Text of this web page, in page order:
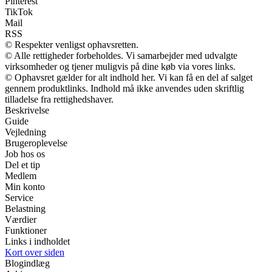
TikTok
Mail
RSS
© Respekter venligst ophavsretten.
© Alle rettigheder forbeholdes. Vi samarbejder med udvalgte
virksomheder og tjener muligvis på dine køb via vores links.
© Ophavsret gælder for alt indhold her. Vi kan få en del af salget
gennem produktlinks. Indhold må ikke anvendes uden skriftlig
tilladelse fra rettighedshaver.
Beskrivelse
Guide
Vejledning
Brugeroplevelse
Job hos os
Del et tip
Medlem
Min konto
Service
Belastning
Værdier
Funktioner
Links i indholdet
Kort over siden
Blogindlæg